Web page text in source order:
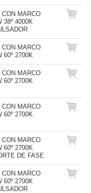
MARCO
38º 4000K
MARCO
60º 2700K
MARCO
60º 2700K
MARCO
60º 2700K
MARCO
60º 2700K
DE FASE
MARCO
60º 2700K